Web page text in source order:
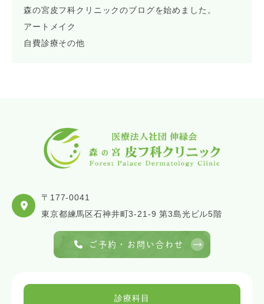
森の宮皮フ科クリニックのブログを始めました。
アートメイク
自費診療その他
〒177-0041
東京都練馬区石神井町3-21-9 第3島光ビル5階
ご予約・お問い合わせ
診療科目